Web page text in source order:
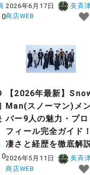
0
2026年6月17日
美斉
商店WEB
0
【2026年最新】
Man(スノーマン)メ
バー9人の魅力・プロ
フィール完全ガイド！
凄さと経歴を徹底解
2026年5月11日
美斉
商店WEB